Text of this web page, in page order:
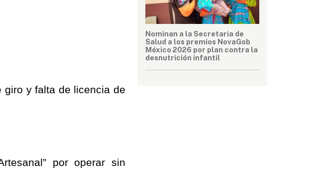
giro y falta de licencia de
por operar sin
Nominan a la Secretaría de
Salud a los premios NovaGob
México 2026 por plan contra la
desnutrición infantil